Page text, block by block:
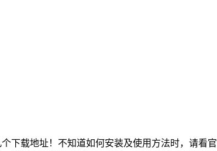
下载地址！不知道如何安装及使用方法时，请看